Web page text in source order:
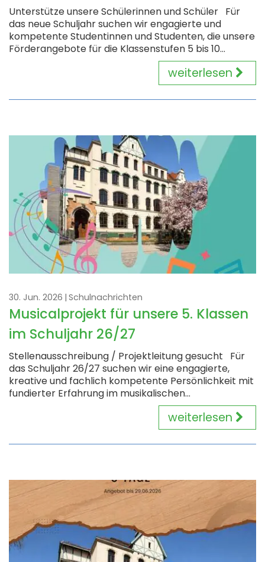
Unterstütze unsere Schülerinnen und Schüler Für
das neue Schuljahr suchen wir engagierte und
kompetente Studentinnen und Studenten, die unsere
Förderangebote für die Klassenstufen 5 bis 10...
weiterlesen
30. Jun. 2026 Schulnachrichten
Musicalprojekt für unsere 5. Klassen
im Schuljahr 26/27
Stellenausschreibung / Projektleitung gesucht Für
das Schuljahr 26/27 suchen wir eine engagierte,
kreative und fachlich kompetente Persönlichkeit mit
fundierter Erfahrung im musikalischen...
weiterlesen